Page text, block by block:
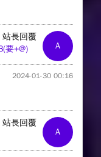
A
站長回覆
要+@)
2024-01-30 00:16
A
站長回覆